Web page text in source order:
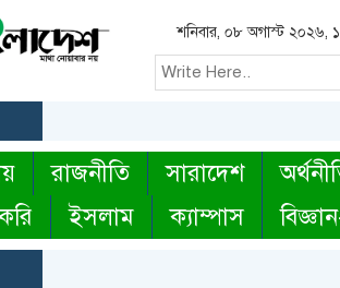
শনিবার, ০৮ অগাস্ট ২০২৬,
রাজনীতি সারাদেশ
ইসলাম ক্যাম্পাস